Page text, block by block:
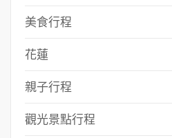
美食行程
花蓮
親子行程
觀光景點行程